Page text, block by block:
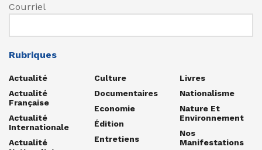
Courriel
Rubriques
Actualité
Actualité
Française
Actualité
Internationale
Actualité
Culture
Documentaires
Economie
Édition
Entretiens
Livres
Nationalisme
Nature Et
Environnement
Nos
Manifestations